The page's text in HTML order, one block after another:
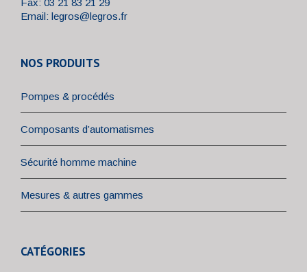
Fax: 03 21 83 21 29
Email: legros@legros.fr
NOS PRODUITS
Pompes & procédés
Composants d’automatismes
Sécurité homme machine
Mesures & autres gammes
CATÉGORIES